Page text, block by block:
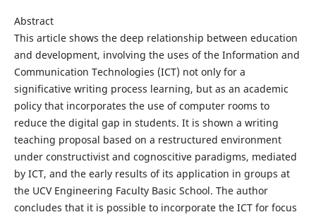
Abstract
This article shows the deep relationship between education
and development, involving the uses of the Information and
Communication Technologies (ICT) not only for a
significative writing process learning, but as an academic
policy that incorporates the use of computer rooms to
reduce the digital gap in students. It is shown a writing
teaching proposal based on a restructured environment
under constructivist and cognoscitive paradigms, mediated
by ICT, and the early results of its application in groups at
the UCV Engineering Faculty Basic School. The author
concludes that it is possible to incorporate the ICT for focus